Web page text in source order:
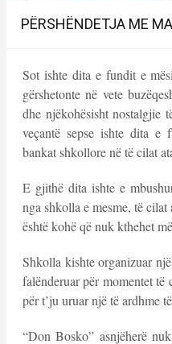
PËRSHËNDETJA ME
Sot ishte dita e fundit e
gërshetonte në vete
dhe njëkohësisht nostalgjie
veçantë sepse ishte dita
bankat shkollore në të cilat
E gjithë dita ishte e
nga shkolla e mesme, të
është kohë që nuk kthehet
Shkolla kishte organizuar
falënderuar për momentet
për t’ju uruar një të ardhme
“Don Bosko” asnjëherë